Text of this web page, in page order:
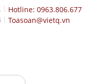
Hotline: 0963.806.677
Toasoan@vietq.vn